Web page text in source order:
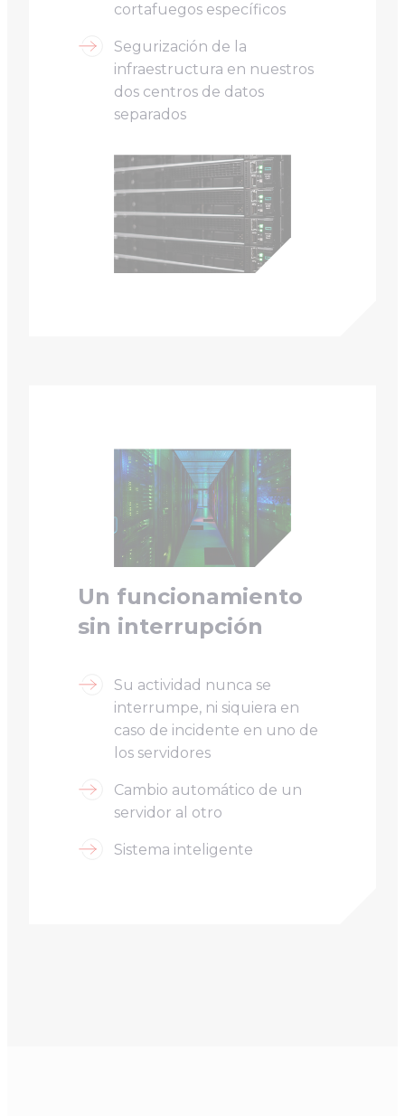
cortafuegos específicos
Segurización de la
infraestructura en nuestros
dos centros de datos
separados
Un funcionamiento
sin interrupción
Su actividad nunca se
interrumpe, ni siquiera en
caso de incidente en uno de
los servidores
Cambio automático de un
servidor al otro
Sistema inteligente